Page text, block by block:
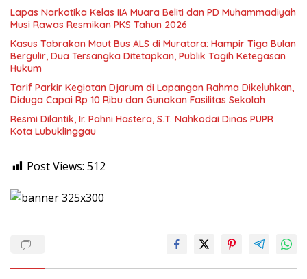
Lapas Narkotika Kelas IIA Muara Beliti dan PD Muhammadiyah
Musi Rawas Resmikan PKS Tahun 2026
Kasus Tabrakan Maut Bus ALS di Muratara: Hampir Tiga Bulan
Bergulir, Dua Tersangka Ditetapkan, Publik Tagih Ketegasan
Hukum
Tarif Parkir Kegiatan Djarum di Lapangan Rahma Dikeluhkan,
Diduga Capai Rp 10 Ribu dan Gunakan Fasilitas Sekolah
Resmi Dilantik, Ir. Pahni Hastera, S.T. Nahkodai Dinas PUPR
Kota Lubuklinggau
Post Views: 512